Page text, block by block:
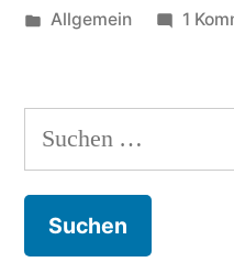
von
Veröffentlicht
Allgemein 1
Suchen
nach: